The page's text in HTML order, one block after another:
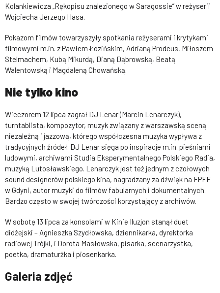
Kolankiewicza „Rękopisu znalezionego w Saragossie” w reżyserii
Wojciecha Jerzego Hasa.
Pokazom filmów towarzyszyły spotkania reżyserami i krytykami
filmowymi m.in. z Pawłem Łozińskim, Adrianą Prodeus, Miłoszem
Stelmachem, Kubą Mikurdą, Dianą Dąbrowską, Beatą
Walentowską i Magdaleną Chowańską.
Nie tylko kino
Wieczorem 12 lipca zagrał DJ Lenar (Marcin Lenarczyk),
turntablista, kompozytor, muzyk związany z warszawską sceną
niezależną i jazzową, którego współczesna muzyka wypływa z
tradycyjnych źródeł. DJ Lenar sięga po inspiracje m.in. pieśniami
ludowymi, archiwami Studia Eksperymentalnego Polskiego Radia,
muzyką Lutosławskiego. Lenarczyk jest też jednym z czołowych
sound designerów polskiego kina, nagradzany za dźwięk na FPFF
w Gdyni, autor muzyki do filmów fabularnych i dokumentalnych.
Bardzo często w swojej twórczości korzystający z archiwów.
W sobotę 13 lipca za konsolami w Kinie Iluzjon stanął duet
didżejski – Agnieszka Szydłowska, dziennikarka, dyrektorka
radiowej Trójki, i Dorota Masłowska, pisarka, scenarzystka,
poetka, dramaturżka i piosenkarka.
Galeria zdjęć